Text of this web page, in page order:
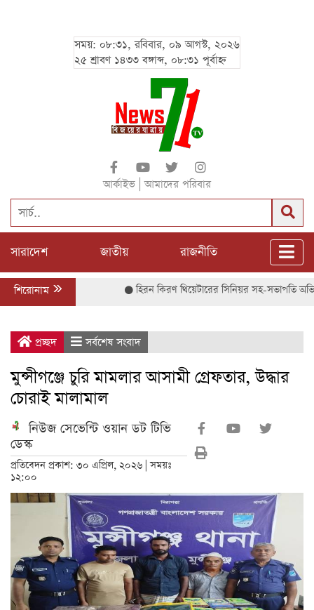
সময়: ০৮:৩১, রবিবার, ০৯ আগস্ট, ২০২৬
২৫ শ্রাবণ ১৪৩৩ বঙ্গাব্দ, ০৮:৩১ পূর্বাহ্ন
আর্কাইভ আমাদের পরিবার
সারাদেশ জাতীয় রাজনীতি
শিরোনাম হিরন কিরণ থিয়েটারের সিনিয়র সহ-সভাপতি
প্রচ্ছদ সর্বশেষ সংবাদ
মুন্সীগঞ্জে চুরি মামলার আসামী গ্রেফতার, উদ্ধার
চোরাই মালামাল
নিউজ সেভেন্টি ওয়ান ডট টিভি
ডেস্ক
প্রতিবেদন প্রকাশ: ৩০ এপ্রিল, ২০২৬ | সময়ঃ
১২:০০